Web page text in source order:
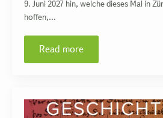
9. Juni 2027 hin, welche dieses Mal in
hoffen,…
Read more